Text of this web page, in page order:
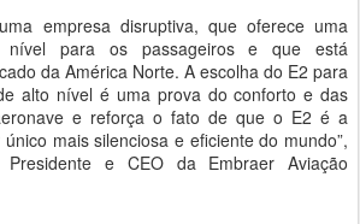
empresa disruptiva, que oferece uma
nível para os passageiros e que está
da América Norte. A escolha do E2 para
alto nível é uma prova do conforto e das
e reforça o fato de que o E2 é a
mais silenciosa e eficiente do mundo”,
e CEO da Embraer Aviação